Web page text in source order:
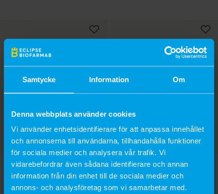
Samtycke Information Om
Denna webbplats använder cookies
Vi använder enhetsidentifierare för att anpassa innehållet
och annonserna till användarna, tillhandahålla funktioner
för sociala medier och analysera vår trafik. Vi
vidarebefordrar även sådana identifierare och annan
information från din enhet till de sociala medier och
annons- och analysföretag som vi samarbetar med.
Cotton hard-compressed 1kg
SEK 249
Pleated cotton
SEK 249